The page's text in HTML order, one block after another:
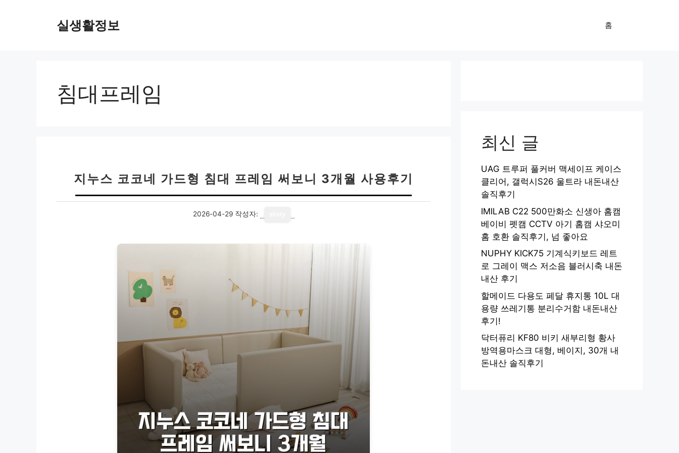
실생활정보 홈
침대프레임
지누스 코코네 가드형 침대 프레임 써보니 3개월 사용후기
2026-04-29 작성자:
최신 글
UAG 트루퍼 풀커버 맥세이프 케이스
클리어, 갤럭시S26 울트라 내돈내산
솔직후기
IMILAB C22 500만화소 신생아 홈캠
베이비 펫캠 CCTV 아기 홈캠 샤오미
홈 호환 솔직후기, 넘 좋아요
NUPHY KICK75 기계식키보드 레트
로 그레이 맥스 저소음 블러시축 내돈
내산 후기
할메이드 다용도 페달 휴지통 10L 대
용량 쓰레기통 분리수거함 내돈내산
후기!
닥터퓨리 KF80 비키 새부리형 황사
방역용마스크 대형, 베이지, 30개 내
돈내산 솔직후기